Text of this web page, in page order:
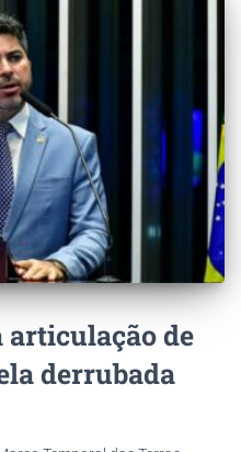
articulação de
derrubada